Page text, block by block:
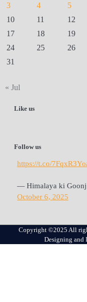
3
4 5
10
11 12
17
18 19
24
25 26
31
« Jul
Like us
Follow us
https://t.co/
— Himalaya ki Goonj
October 6, 2025
Copyright ©2025 All
Designing and